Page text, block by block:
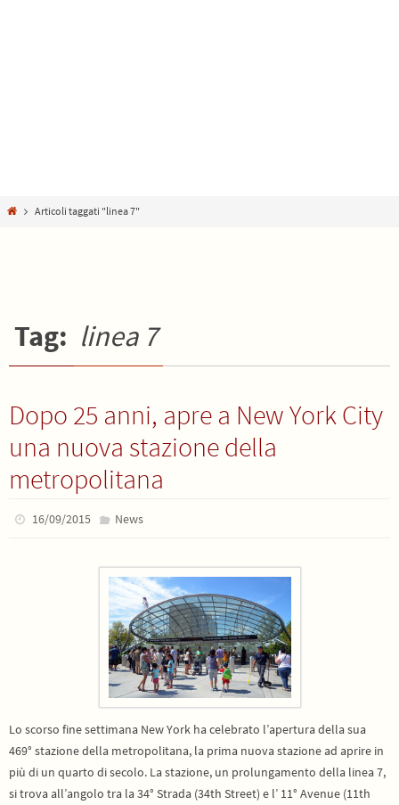
HomeArticoli taggati "linea 7"
Tag: linea 7
Dopo 25 anni, apre a New York City
una nuova stazione della
metropolitana
16/09/2015 News
Lo scorso fine settimana New York ha celebrato l’apertura della sua
469° stazione della metropolitana, la prima nuova stazione ad aprire in
più di un quarto di secolo. La stazione, un prolungamento della linea 7,
si trova all’angolo tra la 34° Strada (34th Street) e l’ 11° Avenue (11th